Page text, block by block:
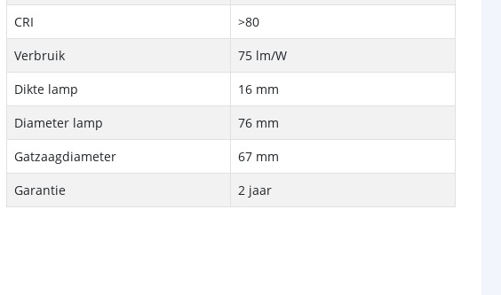
CRI
>80
Verbruik
75 lm/W
Dikte lamp
16 mm
Diameter lamp
76 mm
Gatzaagdiameter
67 mm
Garantie
2 jaar